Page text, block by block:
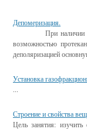
Депомеризация.
При наличии в
возможностью
деполяризацией
Установка
...
Строение и свойства
Цель за­ня­тия: изу­чить